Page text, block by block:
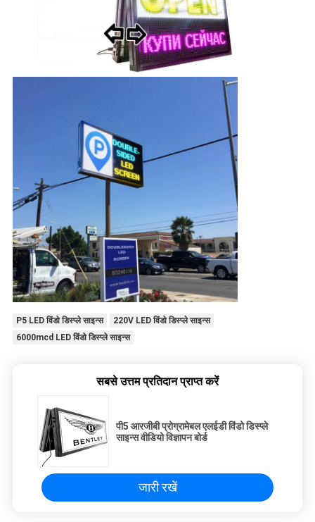
P5 LED विंडो डिस्प्ले साइन्स
220V LED विंडो डिस्प्ले साइन्स
6000mcd LED विंडो डिस्प्ले साइन्स
सबसे उत्तम प्रतिदान प्राप्त करें
पी5 आरजीबी प्रोग्रामेबल एलईडी विंडो डिस्प्ले
साइन्स वीडियो विज्ञापन बोर्ड
जारी रखें